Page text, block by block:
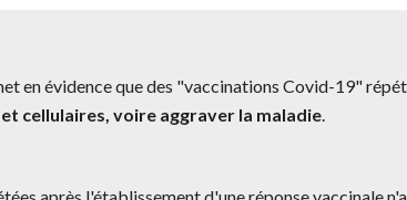
en évidence que des "vaccinations Covid-19"
cellulaires, voire aggraver la maladie.